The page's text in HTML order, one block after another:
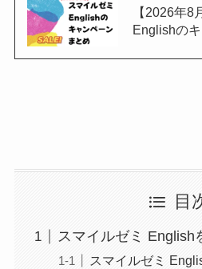
【2026年8
Englishの
目
スマイルゼミ English
スマイルゼミ